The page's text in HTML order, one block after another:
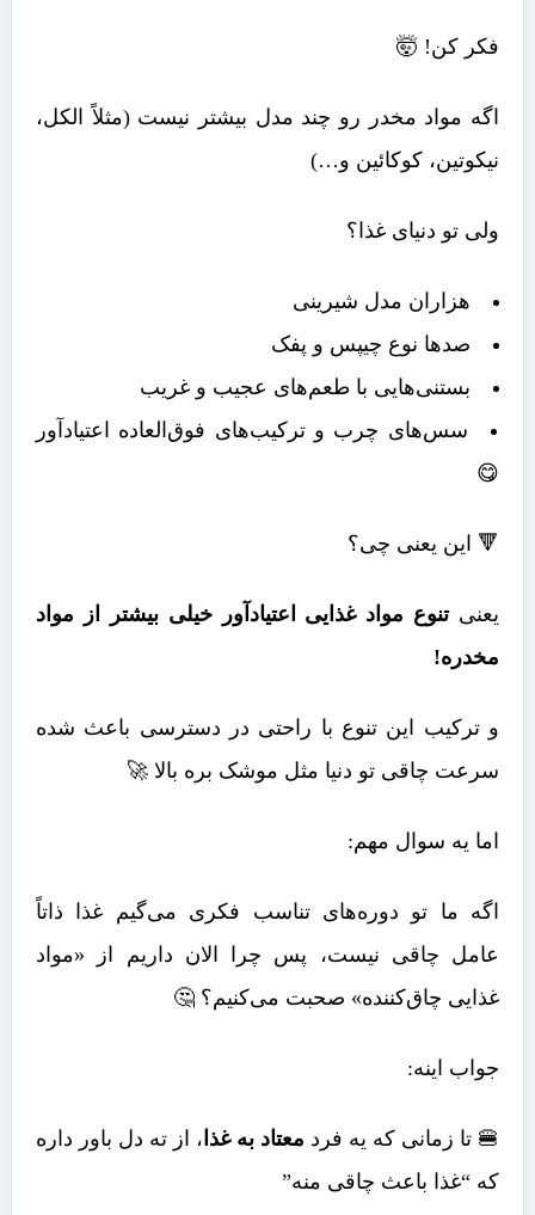
فکر کن! 🤯
اگه مواد مخدر رو چند مدل بیشتر نیست (مثلاً الکل،
نیکوتین، کوکائین و…)
ولی تو دنیای غذا؟
هزاران مدل شیرینی
صدها نوع چیپس و پفک
بستنی‌هایی با طعم‌های عجیب و غریب
سس‌های چرب و ترکیب‌های فوق‌العاده اعتیادآور
😋
🔻 این یعنی چی؟
یعنیتنوع مواد غذایی اعتیادآور خیلی بیشتر از مواد
مخدره!
و ترکیب این تنوع با راحتی در دسترسی باعث شده
سرعت چاقی تو دنیا مثل موشک بره بالا 🚀
اما یه سوال مهم:
اگه ما تو دوره‌های تناسب فکری می‌گیم غذا ذاتاً
عامل چاقی نیست، پس چرا الان داریم از «مواد
غذایی چاق‌کننده» صحبت می‌کنیم؟ 🤔
جواب اینه:
🍔 تا زمانی که یه فرد معتاد به غذا ، از ته دل باور داره
که “غذا باعث چاقی منه”